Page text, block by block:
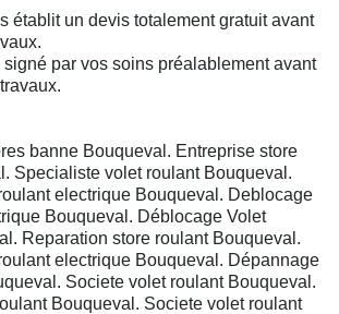
établit un devis totalement gratuit avant
signé par vos soins préalablement avant
banne Bouqueval. Entreprise store
Specialiste volet roulant Bouqueval.
electrique Bouqueval. Deblocage
Bouqueval. Déblocage Volet
Reparation store roulant Bouqueval.
electrique Bouqueval. Dépannage
Societe volet roulant Bouqueval.
Bouqueval. Societe volet roulant